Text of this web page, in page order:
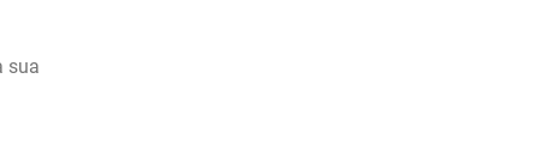
sua